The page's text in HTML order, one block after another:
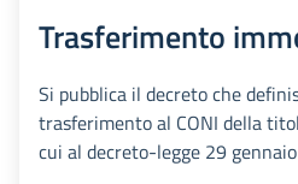
Trasferimento
Si pubblica il decreto che
trasferimento al CONI della
cui al decreto-legge 29